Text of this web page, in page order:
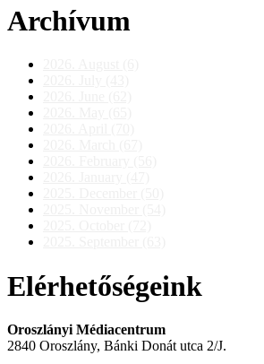
Archívum
Elérhetőségeink
Oroszlányi Médiacentrum
2840 Oroszlány, Bánki Donát utca 2/J.